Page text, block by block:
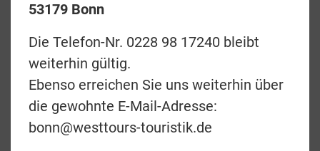
Nachname (Laut Reisepass) *
53179 Bonn
Die Telefon-Nr. 0228 98 17240 bleibt
weiterhin gültig.
Ebenso erreichen Sie uns weiterhin über
die gewohnte E-Mail-Adresse:
bonn@westtours-touristik.de